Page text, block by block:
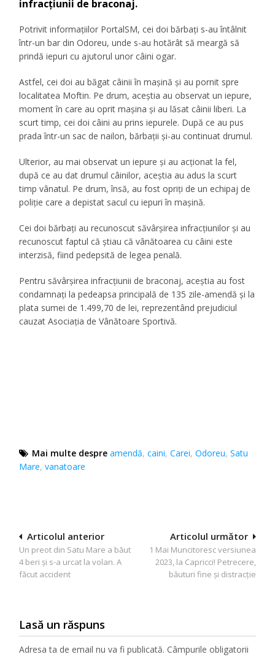
infracțiunii de braconaj.
Potrivit informațiilor PortalSM, cei doi bărbați s-au întâlnit
într-un bar din Odoreu, unde s-au hotărât să meargă să
prindă iepuri cu ajutorul unor câini ogar.
Astfel, cei doi au băgat câinii în mașină și au pornit spre
localitatea Moftin. Pe drum, aceștia au observat un iepure,
moment în care au oprit mașina și au lăsat câinii liberi. La
scurt timp, cei doi câini au prins iepurele. După ce au pus
prada într-un sac de nailon, bărbații și-au continuat drumul.
Ulterior, au mai observat un iepure și au acționat la fel,
după ce au dat drumul câinilor, aceștia au adus la scurt
timp vânatul. Pe drum, însă, au fost opriți de un echipaj de
poliţie care a depistat sacul cu iepuri în mașină.
Cei doi bărbați au recunoscut săvârşirea infracţiunilor și au
recunoscut faptul că știau că vânătoarea cu câini este
interzisă, fiind pedepsită de legea penală.
Pentru săvârșirea infracțiunii de braconaj, aceștia au fost
condamnați la pedeapsa principală de 135 zile-amendă și la
plata sumei de 1.499,70 de lei, reprezentând prejudiciul
cauzat Asociația de Vânătoare Sportivă.
Mai multe despre amendă,caini,Carei,Odoreu,Satu
Mare,vanatoare
Navigare
în
articole
Articolul următor
1 Mai Muncitoresc versiunea
2023, la Capricci! Petrecere,
băuturi fine și distracție
Articolul anterior
Un preot din Satu Mare a băut
4 beri și s-a urcat la volan. A
făcut accident
Lasă un răspuns
Adresa ta de email nu va fi publicată. Câmpurile obligatorii